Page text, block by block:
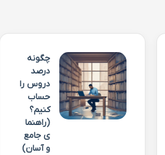
چگونه
درصد
دروس را
حساب
کنیم؟
(راهنما
ی جامع
و آسان)